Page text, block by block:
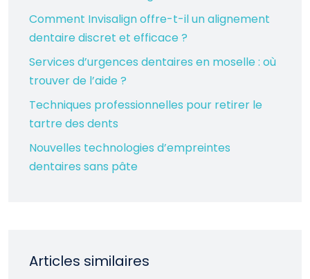
Comment Invisalign offre-t-il un alignement
dentaire discret et efficace ?
Services d’urgences dentaires en moselle : où
trouver de l’aide ?
Techniques professionnelles pour retirer le
tartre des dents
Nouvelles technologies d’empreintes
dentaires sans pâte
Articles similaires